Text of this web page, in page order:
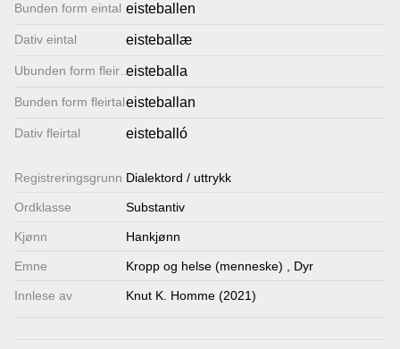
Bunden form eintal eisteballen
Dativ eintal eisteballæ
Ubunden form fleirtal
eisteballa
Bunden form fleirtaleisteballan
Dativ fleirtal eisteballó
Registrerings­grunn Dialektord / uttrykk
Ordklasse Substantiv
Kjønn Hankjønn
Emne Kropp og helse (menneske) Dyr
Innlese av Knut K. Homme (2021)
Kontakt
oss